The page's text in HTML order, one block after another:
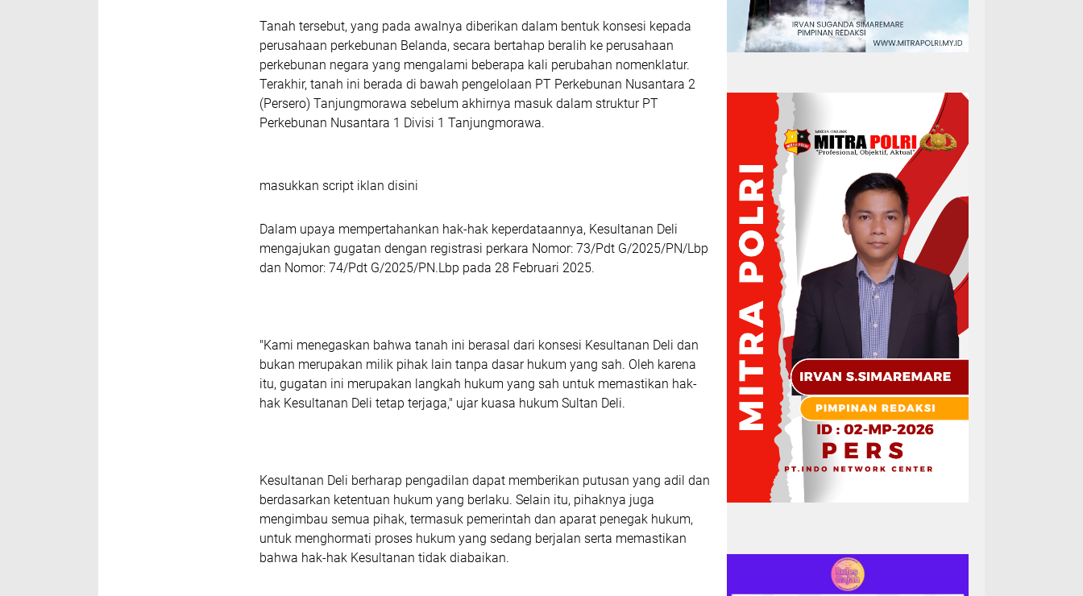
Tanah tersebut, yang pada awalnya diberikan dalam bentuk konsesi kepada
perusahaan perkebunan Belanda, secara bertahap beralih ke perusahaan
perkebunan negara yang mengalami beberapa kali perubahan nomenklatur.
Terakhir, tanah ini berada di bawah pengelolaan PT Perkebunan Nusantara 2
(Persero) Tanjungmorawa sebelum akhirnya masuk dalam struktur PT
Perkebunan Nusantara 1 Divisi 1 Tanjungmorawa.
masukkan script iklan disini
Dalam upaya mempertahankan hak-hak keperdataannya, Kesultanan Deli
mengajukan gugatan dengan registrasi perkara Nomor: 73/Pdt G/2025/PN/Lbp
dan Nomor: 74/Pdt G/2025/PN.Lbp pada 28 Februari 2025.
"Kami menegaskan bahwa tanah ini berasal dari konsesi Kesultanan Deli dan
bukan merupakan milik pihak lain tanpa dasar hukum yang sah. Oleh karena
itu, gugatan ini merupakan langkah hukum yang sah untuk memastikan hak-
hak Kesultanan Deli tetap terjaga," ujar kuasa hukum Sultan Deli.
Kesultanan Deli berharap pengadilan dapat memberikan putusan yang adil dan
berdasarkan ketentuan hukum yang berlaku. Selain itu, pihaknya juga
mengimbau semua pihak, termasuk pemerintah dan aparat penegak hukum,
untuk menghormati proses hukum yang sedang berjalan serta memastikan
bahwa hak-hak Kesultanan tidak diabaikan.